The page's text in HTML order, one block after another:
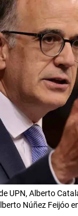
UPN, Alberto
Núñez Feijóo